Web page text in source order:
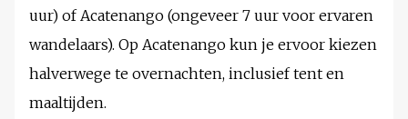
uur) of Acatenango (ongeveer 7 uur voor ervaren
wandelaars). Op Acatenango kun je ervoor kiezen
halverwege te overnachten, inclusief tent en
maaltijden.